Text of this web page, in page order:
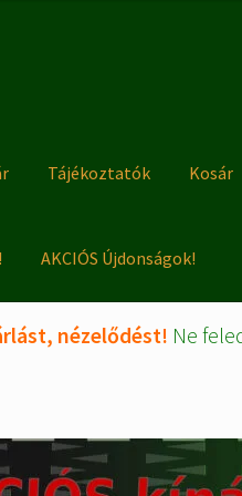
Tájékoztatók Kosár
AKCIÓS Újdonságok!
nézelődést! Ne